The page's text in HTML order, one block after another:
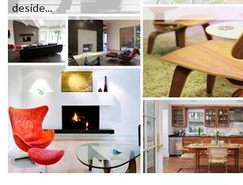
deside...